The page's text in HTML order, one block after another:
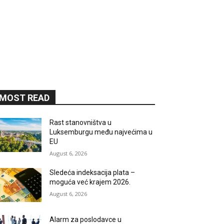
READ
Rast stanovništva u
Luksemburgu među najvećima u
EU
August 6, 2026
Sledeća indeksacija plata –
moguća već krajem 2026.
August 6, 2026
Alarm za poslodavce u